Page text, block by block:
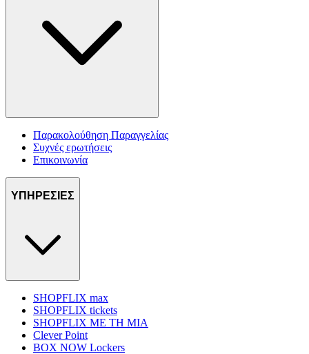
Παρακολούθηση Παραγγελίας
Συχνές ερωτήσεις
Επικοινωνία
ΥΠΗΡΕΣΙΕΣ
SHOPFLIX max
SHOPFLIX tickets
SHOPFLIX ΜΕ ΤΗ ΜΙΑ
Clever Point
BOX NOW Lockers